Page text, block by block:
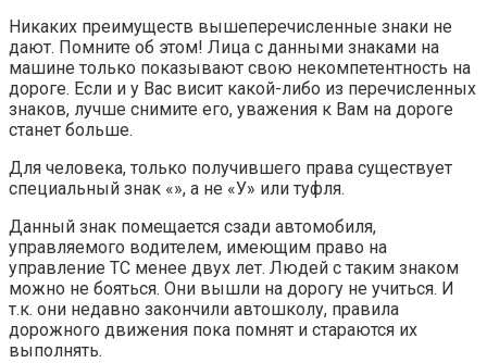
Никаких преимуществ вышеперечисленные знаки не
дают. Помните об этом! Лица с данными знаками на
машине только показывают свою некомпетентность на
дороге. Если и у Вас висит какой-либо из перечисленных
знаков, лучше снимите его, уважения к Вам на дороге
станет больше.
Для человека, только получившего права существует
специальный знак «», а не «У» или туфля.
Данный знак помещается сзади автомобиля,
управляемого водителем, имеющим право на
управление ТС менее двух лет. Людей с таким знаком
можно не бояться. Они вышли на дорогу не учиться. И
т.к. они недавно закончили автошколу, правила
дорожного движения пока помнят и стараются их
выполнять.